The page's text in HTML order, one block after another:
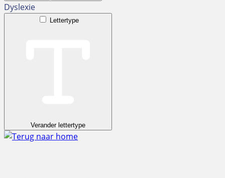
Dyslexie
Lettertype
Verander lettertype